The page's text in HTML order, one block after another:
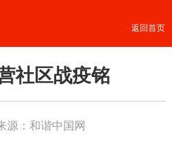
返回首页
社区战疫铭
源：和谐中国网